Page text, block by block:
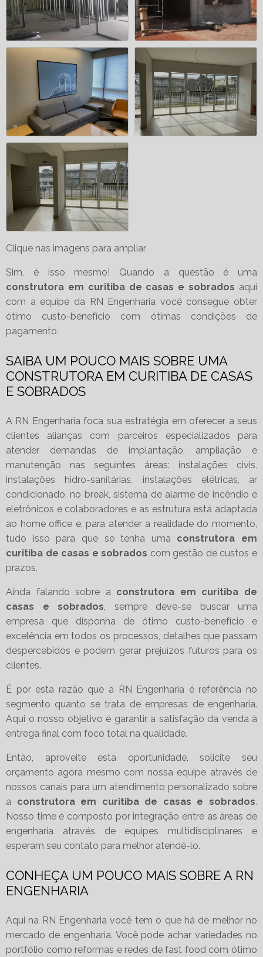
Clique nas imagens para ampliar
Sim, é isso mesmo! Quando a questão é uma
construtora em curitiba de casas e sobrados aqui
com a equipe da RN Engenharia você consegue obter
ótimo custo-benefício com ótimas condições de
pagamento.
SAIBA UM POUCO MAIS SOBRE UMA
CONSTRUTORA EM CURITIBA DE CASAS
E SOBRADOS
A RN Engenharia foca sua estratégia em oferecer a seus
clientes alianças com parceiros especializados para
atender demandas de implantação, ampliação e
manutenção nas seguintes áreas: instalações civis,
instalações hidro-sanitárias, instalações elétricas, ar
condicionado, no break, sistema de alarme de incêndio e
eletrônicos e colaboradores e as estrutura está adaptada
ao home office e, para atender a realidade do momento,
tudo isso para que se tenha uma construtora em
curitiba de casas e sobrados com gestão de custos e
prazos.
Ainda falando sobre a construtora em curitiba de
casas e sobrados, sempre deve-se buscar uma
empresa que disponha de ótimo custo-benefício e
excelência em todos os processos, detalhes que passam
despercebidos e podem gerar prejuízos futuros para os
clientes.
É por esta razão que a RN Engenharia é referência no
segmento quanto se trata de empresas de engenharia.
Aqui o nosso objetivo é garantir a satisfação da venda à
entrega final com foco total na qualidade.
Então, aproveite esta oportunidade, solicite seu
orçamento agora mesmo com nossa equipe através de
nossos canais para um atendimento personalizado sobre
a construtora em curitiba de casas e sobrados.
Nosso time é composto por integração entre as áreas de
engenharia através de equipes multidisciplinares e
esperam seu contato para melhor atendê-lo.
CONHEÇA UM POUCO MAIS SOBRE A RN
ENGENHARIA
Aqui na RN Engenharia você tem o que há de melhor no
mercado de engenharia. Você pode achar variedades no
portfólio como reformas e redes de fast food com ótimo